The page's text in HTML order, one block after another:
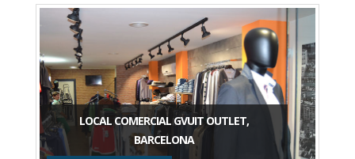
LOCAL COMERCIAL GVUIT OUTLET,
BARCELONA